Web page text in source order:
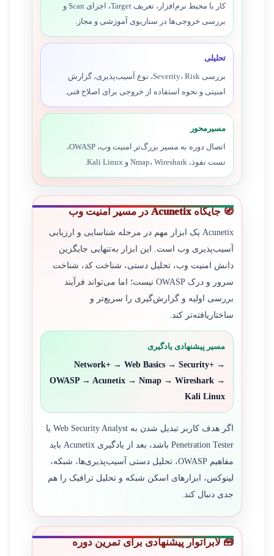
کار با محیط نرم‌افزار، تعریف Target، اجرای Scan و
بررسی خروجی‌ها در سناریوی آموزشی و مجاز.
تحلیلی
بررسی Severity، Risk، نوع آسیب‌پذیری، گزارش
امنیتی و نحوه استفاده از خروجی برای اصلاح فنی.
مسیرمحور
اتصال دوره به مسیر بزرگ‌تر امنیت وب، OWASP،
تست نفوذ، Nmap، Wireshark و Kali Linux.
🧭 جایگاه Acunetix در مسیر امنیت وب
Acunetix یک ابزار مهم در مرحله شناسایی و ارزیابی
آسیب‌پذیری وب است. این ابزار به‌تنهایی جایگزین
دانش امنیت وب، تحلیل دستی، شناخت کد، شناخت
سرور و درک OWASP نیست؛ اما می‌تواند فرآیند
بررسی اولیه و گزارش‌گیری را سریع‌تر و
ساختاریافته‌تر کند.
مسیر پیشنهادی یادگیری
Network+ → Web Basics → Security+ →
OWASP → Acunetix → Nmap → Wireshark →
Kali Linux
اگر هدف کاربر تبدیل شدن به Web Security Analyst یا
Penetration Tester باشد، بعد از یادگیری Acunetix باید
مفاهیم OWASP، تحلیل دستی آسیب‌پذیری‌ها، شبکه،
لینوکس، ابزارهای اسکن شبکه و تحلیل ترافیک را هم
جدی دنبال کند.
🧰 لابراتوار پیشنهادی برای تمرین دوره